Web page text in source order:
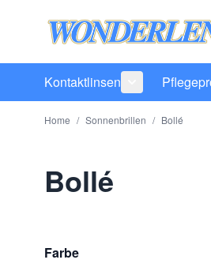
Kontaktlinsen
Untermenü
Home / Sonnenbrillen / Bollé
Bollé
Farbe